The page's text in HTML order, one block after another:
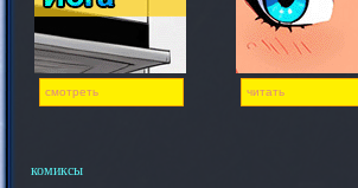
смотреть читать
комиксы